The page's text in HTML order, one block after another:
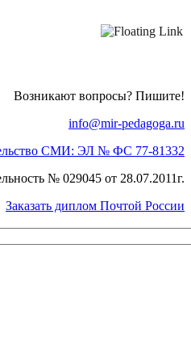
Возникают вопросы? Пишите!
info@mir-pedagoga.ru
СМИ: ЭЛ № ФС 77-81332
№ 029045 от 28.07.2011г.
Заказать диплом Почтой России